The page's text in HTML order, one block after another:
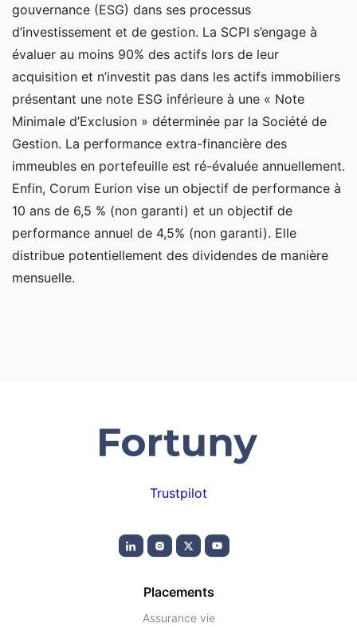
gouvernance (ESG) dans ses processus
d’investissement et de gestion. La SCPI s’engage à
évaluer au moins 90% des actifs lors de leur
acquisition et n’investit pas dans les actifs immobiliers
présentant une note ESG inférieure à une « Note
Minimale d’Exclusion » déterminée par la Société de
Gestion. La performance extra-financière des
immeubles en portefeuille est ré-évaluée annuellement.
Enfin, Corum Eurion vise un objectif de performance à
10 ans de 6,5 % (non garanti) et un objectif de
performance annuel de 4,5% (non garanti). Elle
distribue potentiellement des dividendes de manière
mensuelle.
Trustpilot
Placements
Assurance vie